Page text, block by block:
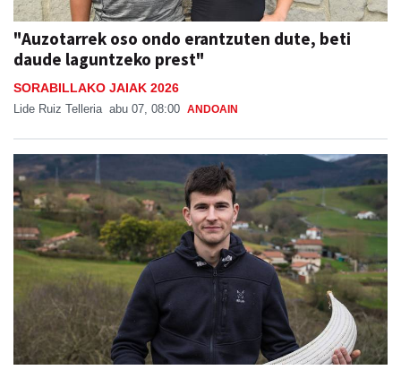
"Auzotarrek oso ondo erantzuten dute, beti
daude laguntzeko prest"
SORABILLAKO JAIAK 2026
Lide Ruiz Telleria abu 07, 08:00 ANDOAIN